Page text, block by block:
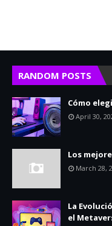
RANDOM POSTS
Cómo
April 30,
Los
March 28,
La
el